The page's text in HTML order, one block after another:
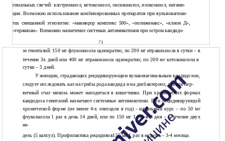
гинальных свечей: клотримазол, кетоконазол, оксиконазол, изоконазол, натами-
цин. Возможно использование комбинированных препаратов при вульвовагини-
тах смешанной этиологии: «макмирор комплекс 500», «полижинакс», «клион Д»,
«тержинан». Возможно назначение систеных антимикотиков при остром кандидо-
73
зе гениталий: 150 мг флуконазола однократно; по 200 мг итраконазола в сутки – в
течение 3х дней или 400 мг итраконазола однократно; по 200 мг кетоконазола в
сутки – 5 дней.
У женщин, страдающих рецидивирующим вульвовагинальным кандидозом,
следует исследовать кал на грибы рода кандида и на дисбактериоз, так как пер-
вичный очаг микоза может находиться в кишечнике. При хронических формах
кандидоза гениталий назначают системные антимикотики. При рецидивирующей
хронической форме (не менее 4-х эпизодов в год) - начальный курс – по 50 мг
флуконазола 1 раз в день 14 дней, или по 150 мг 1 раз в 3 дня – в течение двух
не-
дель (5 капсул). Профилактика рецидивов150 мг 1 раз в неделю – 3-4 месяца.